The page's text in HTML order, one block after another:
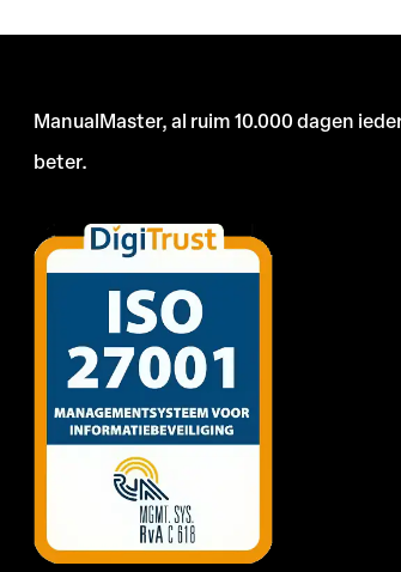
ManualMaster, al ruim 10.000 dagen
beter.